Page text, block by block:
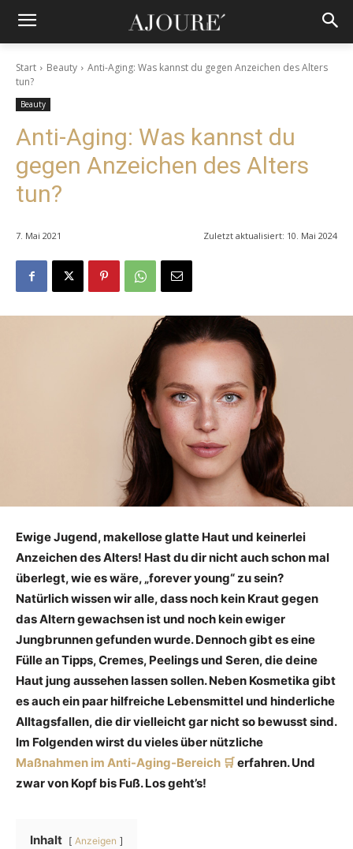
Start Beauty
Anti-Aging: Was kannst du gegen Anzeichen des Alters
tun?
Beauty
Anti-Aging: Was kannst du
gegen Anzeichen des Alters
tun?
7. Mai 2021 Zuletzt aktualisiert: 10. Mai 2024
Ewige Jugend, makellose glatte Haut und keinerlei
Anzeichen des Alters! Hast du dir nicht auch schon mal
überlegt, wie es wäre, „forever young“ zu sein?
Natürlich wissen wir alle, dass noch kein Kraut gegen
das Altern gewachsen ist und noch kein ewiger
Jungbrunnen gefunden wurde. Dennoch gibt es eine
Fülle an Tipps, Cremes, Peelings und Seren, die deine
Haut jung aussehen lassen sollen. Neben Kosmetika gibt
es auch ein paar hilfreiche Lebensmittel und hinderliche
Alltagsfallen, die dir vielleicht gar nicht so bewusst sind.
Im Folgenden wirst du vieles über nützliche
Maßnahmen im Anti-Aging-Bereich
erfahren. Und
zwar von Kopf bis Fuß. Los geht’s!
Inhalt Anzeigen